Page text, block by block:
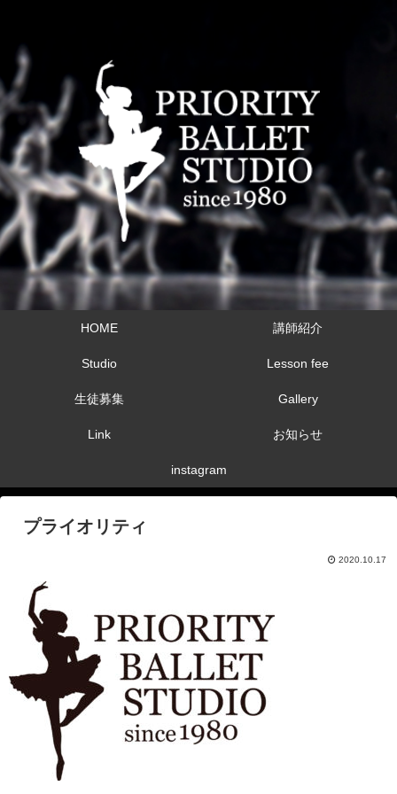
HOME 講師紹介
Studio Lesson fee
生徒募集 Gallery
Link お知らせ
instagram
プライオリティ
2020.10.17